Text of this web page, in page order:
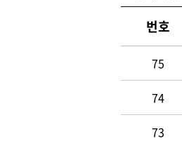
번호
75
74
73